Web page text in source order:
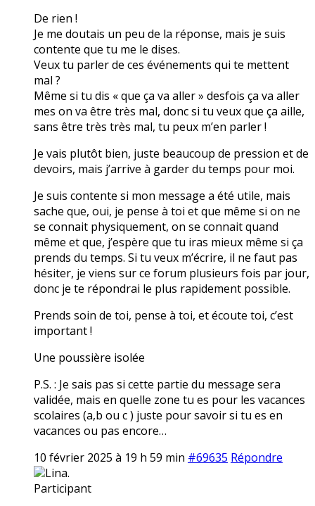
De rien !
Je me doutais un peu de la réponse, mais je suis
contente que tu me le dises.
Veux tu parler de ces événements qui te mettent
mal ?
Même si tu dis « que ça va aller » desfois ça va aller
mes on va être très mal, donc si tu veux que ça aille,
sans être très très mal, tu peux m’en parler !
Je vais plutôt bien, juste beaucoup de pression et de
devoirs, mais j’arrive à garder du temps pour moi.
Je suis contente si mon message a été utile, mais
sache que, oui, je pense à toi et que même si on ne
se connait physiquement, on se connait quand
même et que, j’espère que tu iras mieux même si ça
prends du temps. Si tu veux m’écrire, il ne faut pas
hésiter, je viens sur ce forum plusieurs fois par jour,
donc je te répondrai le plus rapidement possible.
Prends soin de toi, pense à toi, et écoute toi, c’est
important !
Une poussière isolée
P.S. : Je sais pas si cette partie du message sera
validée, mais en quelle zone tu es pour les vacances
scolaires (a,b ou c ) juste pour savoir si tu es en
vacances ou pas encore…
10 février 2025 à 19 h 59 min #69635 Répondre
Lina.
Participant